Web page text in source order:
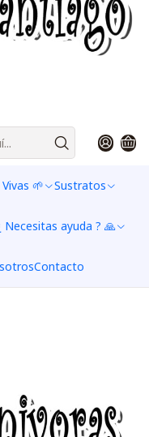
🌱 Sustratos
Necesitas ayuda ? 🙏
Contacto
formas, pero la
celulares de los
reproducción.